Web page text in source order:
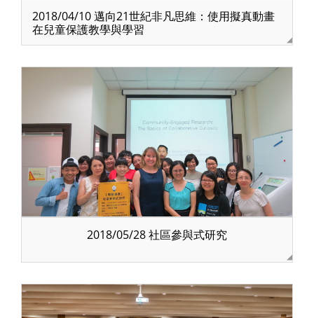
2018/04/10 邁向21世紀非凡思維：使用擬真動畫
在兒童保護教學與學習
2018/05/28 社區參與式研究